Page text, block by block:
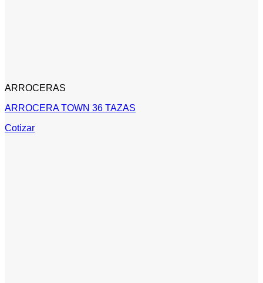
ARROCERAS
ARROCERA TOWN 36 TAZAS
Cotizar